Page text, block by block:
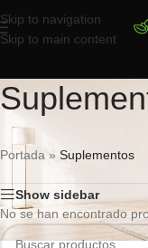
Skip to navigation
Skip to main content
Portada » Suplementos
Show sidebar
No se han encontrado